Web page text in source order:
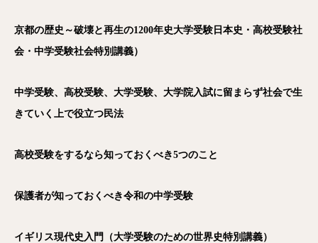
京都の歴史～破壊と再生の1200年史大学受験日本史・高校受験社
会・中学受験社会特別講義）
中学受験、高校受験、大学受験、大学院入試に留まらず社会で生
きていく上で役立つ民法
高校受験をするなら知っておくべき5つのこと
保護者が知っておくべき令和の中学受験
イギリス現代史入門（大学受験のための世界史特別講義）